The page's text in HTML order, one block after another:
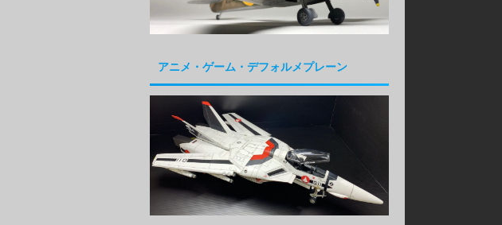
アニメ・ゲーム・デフォルメプレーン